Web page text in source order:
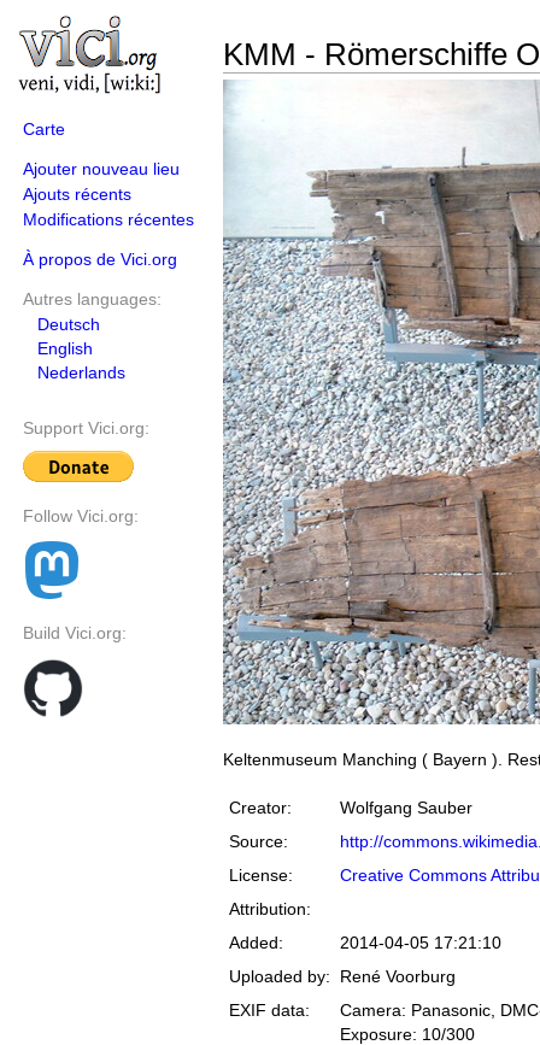
Carte
Ajouter nouveau lieu
Ajouts récents
Modifications récentes
À propos de Vici.org
Autres languages:
Deutsch
English
Nederlands
Support Vici.org:
Follow Vici.org:
Build Vici.org:
KMM - Römerschiffe
Keltenmuseum Manching ( Bayern ).
Creator:
Wolfgang Sauber
Source:
http://
License:
Creative Commons
Attribution:
Added:
2014-04-05 17:21:10
Uploaded by:
René Voorburg
EXIF data:
Camera: Panasonic,
Exposure: 10/300